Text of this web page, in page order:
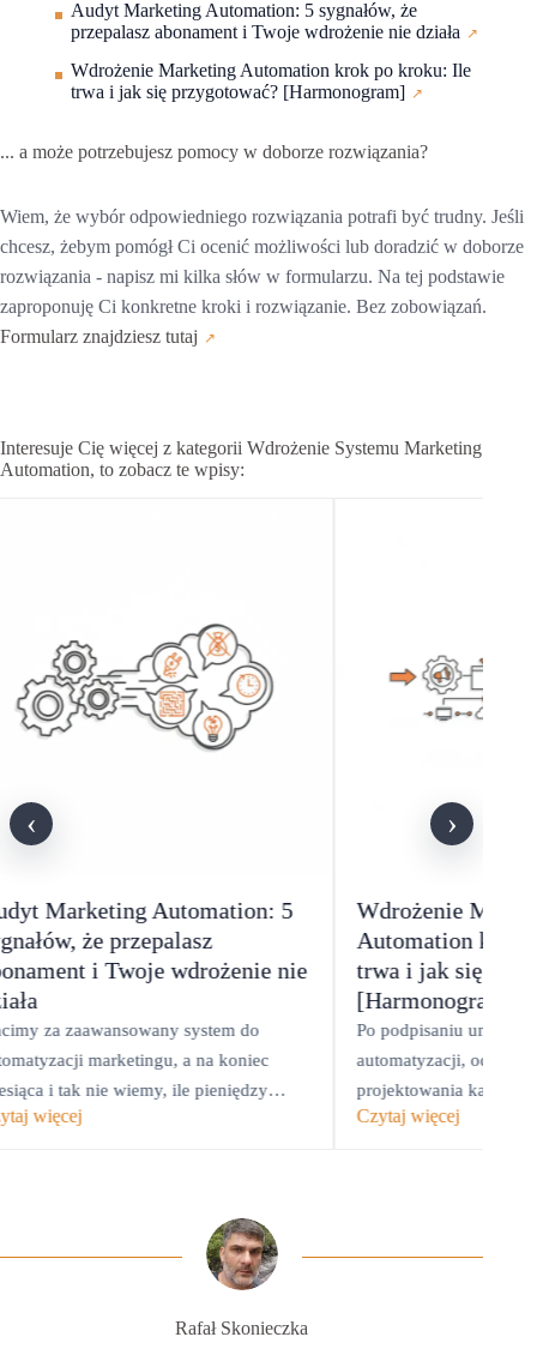
Audyt Marketing Automation: 5 sygnałów, że
przepalasz abonament i Twoje wdrożenie nie działa
Wdrożenie Marketing Automation krok po kroku: Ile
trwa i jak się przygotować? [Harmonogram]
... a może potrzebujesz pomocy w doborze rozwiązania?
Wiem, że wybór odpowiedniego rozwiązania potrafi być trudny. Jeśli
chcesz, żebym pomógł Ci ocenić możliwości lub doradzić w doborze
rozwiązania - napisz mi kilka słów w formularzu. Na tej podstawie
zaproponuję Ci konkretne kroki i rozwiązanie. Bez zobowiązań.
Formularz znajdziesz tutaj
Interesuje Cię więcej z kategorii Wdrożenie Systemu Marketing
Automation, to zobacz te wpisy:
Marketing Automation: 5
że przepalasz
i Twoje wdrożenie nie
za zaawansowany system do
marketingu, a na koniec
i tak nie wiemy, ile pieniędzy
zarobił.
więcej
Wdrożenie
Automation krok
trwa i jak się
[Harmonogram]
Po podpisaniu umowy
automatyzacji, od razu
projektowania
tygodniami czekamy
Czytaj więcej
‹ ›
Rafał Skonieczka